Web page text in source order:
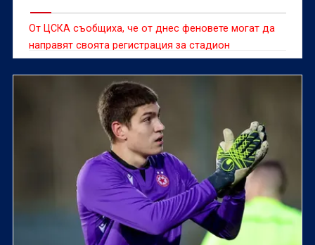
От ЦСКА съобщиха, че от днес феновете могат да
направят своята регистрация за стадион
"Българска армия". Цената е 10 евро, а
привърженици ще имат възможност да си купуват
абонаментни карти или билети за мачовете на
отбора, както и куп други привилегии очакват
притежателите.